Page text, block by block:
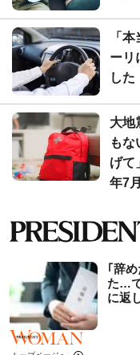
「
ーリ
した
大地
もな
げて
年7
｢辞
た…
に返